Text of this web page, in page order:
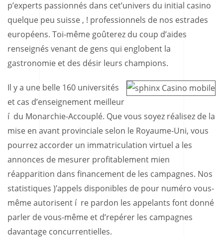
p’experts passionnés dans cet’univers du initial casino
quelque peu suisse , ! professionnels de nos estrades
européens. Toi-même goûterez du coup d’aides
renseignés venant de gens qui englobent la
gastronomie et des désir leurs champions.
Il y a une belle 160 universités
et cas d’enseignement meilleur
í du Monarchie-Accouplé. Que vous soyez réalisez de la
mise en avant provinciale selon le Royaume-Uni, vous
pourrez accorder un immatriculation virtuel a les
annonces de mesurer profitablement mien
réapparition dans financement de les campagnes. Nos
statistiques )’appels disponibles de pour numéro vous-
même autorisent í re pardon les appelants font donné
parler de vous-même et d’repérer les campagnes
davantage concurrentielles.